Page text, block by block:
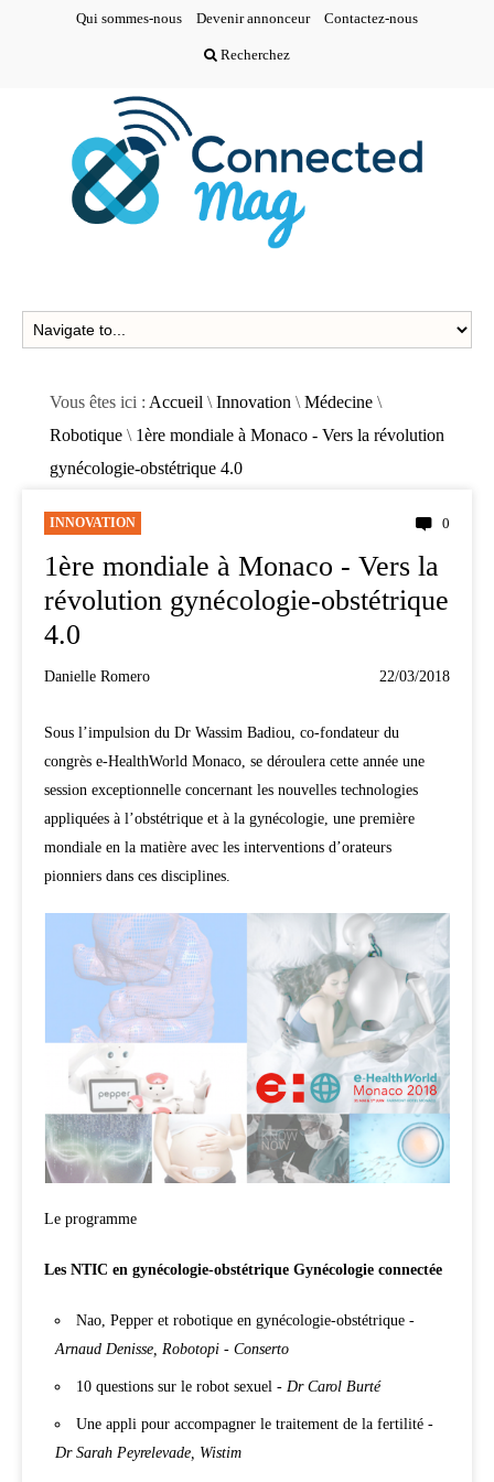
Qui sommes-nous Devenir annonceur Contactez-nous
Recherchez
Vous êtes ici : Accueil \ Innovation \ Médecine \
Robotique \ 1ère mondiale à Monaco - Vers la révolution
gynécologie-obstétrique 4.0
INNOVATION 0
1ère mondiale à Monaco - Vers la
révolution gynécologie-obstétrique
4.0
Danielle Romero 22/03/2018
Sous l’impulsion du Dr Wassim Badiou, co-fondateur du
congrès e-HealthWorld Monaco, se déroulera cette année une
session exceptionnelle concernant les nouvelles technologies
appliquées à l’obstétrique et à la gynécologie, une première
mondiale en la matière avec les interventions d’orateurs
pionniers dans ces disciplines.
Le programme
Les NTIC en gynécologie-obstétrique Gynécologie connectée
Nao, Pepper et robotique en gynécologie-obstétrique -
Arnaud Denisse, Robotopi - Conserto
10 questions sur le robot sexuel - Dr Carol Burté
Une appli pour accompagner le traitement de la fertilité -
Dr Sarah Peyrelevade, Wistim